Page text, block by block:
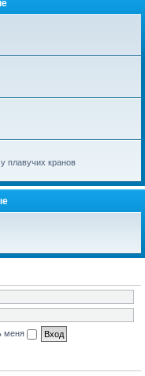
плавучих кранов
меня